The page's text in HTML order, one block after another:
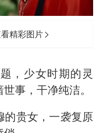
精彩图片
，少女时期的灵
事，干净纯洁。
的贵女，一袭复原